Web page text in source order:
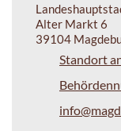
Alter Markt 6
39104
Standort